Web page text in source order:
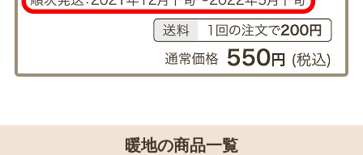
暖地の商品一覧